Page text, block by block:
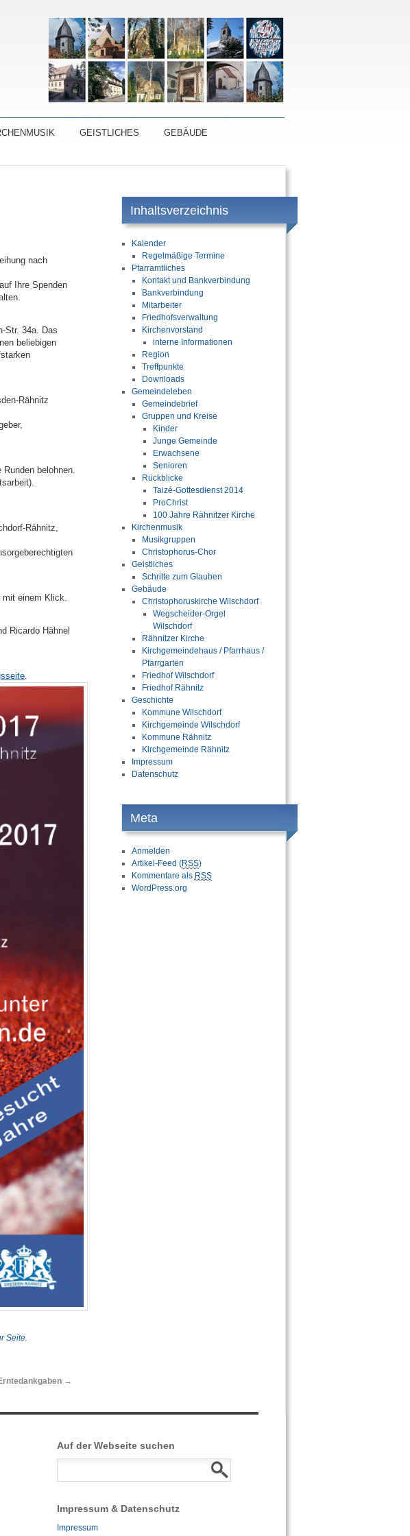
GEISTLICHES
GEBÄUDE
nach
Ihre Spenden
Str. 34a. Das
beliebigen
Rähnitz
belohnen.
Rähnitz,
mit einem Klick.
Ricardo Hähnel
.
Seite.
→
Inhaltsverzeichnis
Kalender
Regelmäßige Termine
Pfarramtliches
Kontakt und Bankverbindung
Bankverbindung
Mitarbeiter
Friedhofsverwaltung
Kirchenvorstand
interne Informationen
Region
Treffpunkte
Downloads
Gemeindeleben
Gemeindebrief
Gruppen und Kreise
Kinder
Junge Gemeinde
Erwachsene
Senioren
Rückblicke
Taizé-Gottesdienst 2014
ProChrist
100 Jahre Rähnitzer Kirche
Kirchenmusik
Musikgruppen
Christophorus-Chor
Geistliches
Schritte zum Glauben
Gebäude
Christophoruskirche Wilschdorf
Wegscheider-Orgel
Wilschdorf
Rähnitzer Kirche
Kirchgemeindehaus / Pfarrhaus /
Pfarrgarten
Friedhof Wilschdorf
Friedhof Rähnitz
Geschichte
Kommune Wilschdorf
Kirchgemeinde Wilschdorf
Kommune Rähnitz
Kirchgemeinde Rähnitz
Impressum
Datenschutz
Meta
Anmelden
Artikel-Feed (RSS)
Kommentare als RSS
WordPress.org
Auf der Webseite suchen
Impressum & Datenschutz
Impressum